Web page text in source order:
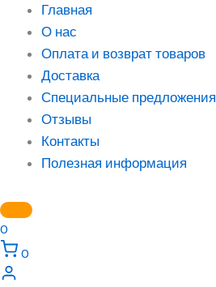
Главная
О нас
Оплата и возврат товаров
Доставка
Специальные предложения
Отзывы
Контакты
Полезная информация
0
0